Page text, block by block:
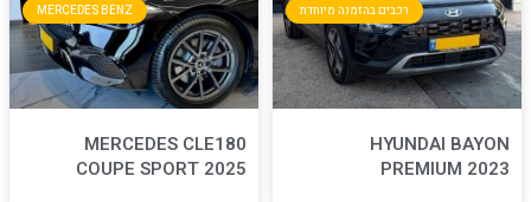
MERCEDES BENZ
MERCEDES CLE180
COUPE SPORT 2025